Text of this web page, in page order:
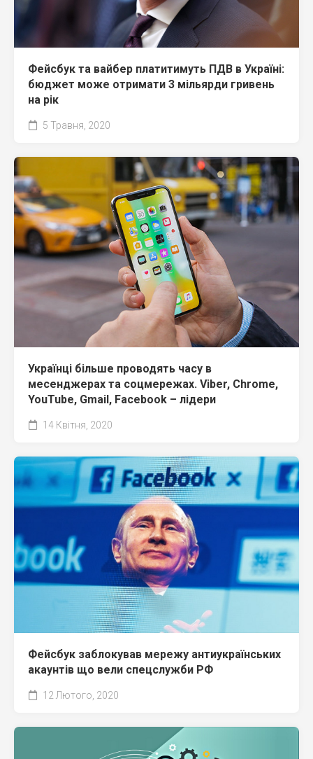
Фейсбук та вайбер платитимуть ПДВ в Україні:
бюджет може отримати 3 мільярди гривень
на рік
5 Травня, 2020
Українці більше проводять часу в
месенджерах та соцмережах. Viber, Chrome,
YouTube, Gmail, Facebook – лідери
14 Квітня, 2020
Фейсбук заблокував мережу антиукраїнських
акаунтів що вели спецслужби РФ
12 Лютого, 2020